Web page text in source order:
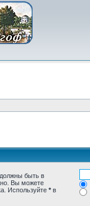
должны быть в
Вы можете
Используйте * в